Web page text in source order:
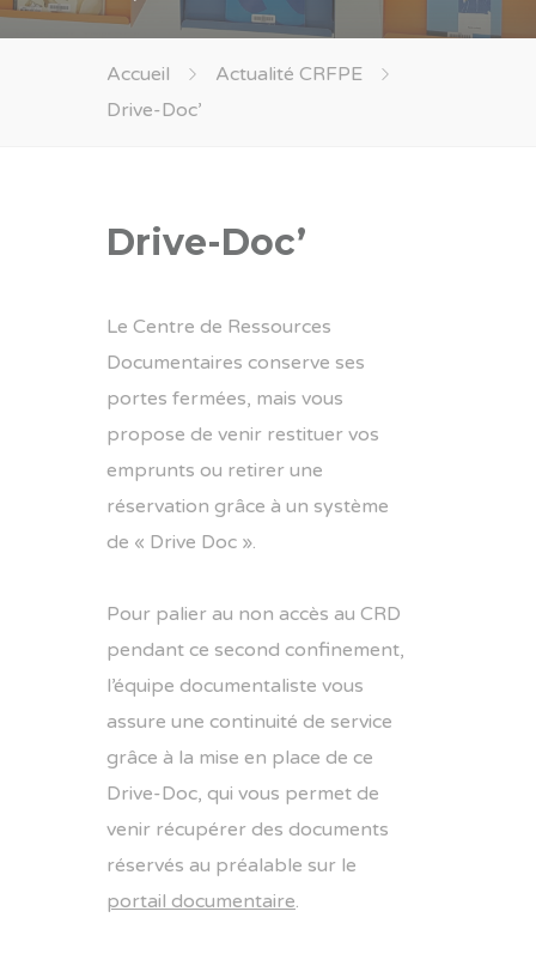
Accueil
Actualité CRFPE
Drive-Doc’
Drive-Doc’
Le Centre de Ressources
Documentaires conserve ses
portes fermées, mais vous
propose de venir restituer vos
emprunts ou retirer une
réservation grâce à un système
de « Drive Doc ».
Pour palier au non accès au CRD
pendant ce second confinement,
l’équipe documentaliste vous
assure une continuité de service
grâce à la mise en place de ce
Drive-Doc, qui vous permet de
venir récupérer des documents
réservés au préalable sur le
portail documentaire.